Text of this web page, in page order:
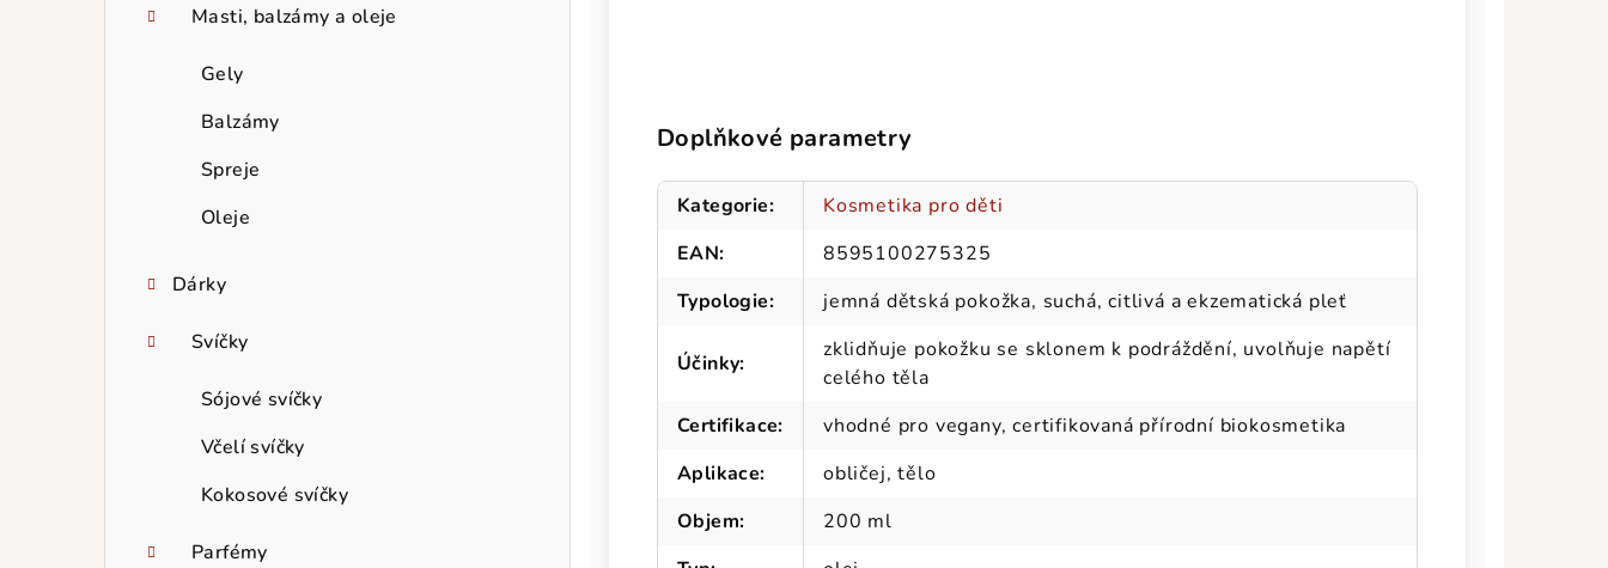
Masti, balzámy a oleje
Gely
Balzámy
Spreje
Oleje
Dárky
Svíčky
Sójové svíčky
Včelí svíčky
Kokosové svíčky
Parfémy
Doplňkové parametry
Kategorie:
Kosmetika pro děti
EAN:
8595100275325
Typologie: jemná dětská pokožka, suchá, citlivá a ekzematická pleť
Účinky:
zklidňuje pokožku se sklonem k podráždění, uvolňuje napětí
celého těla
Certifikace:
vhodné pro vegany, certifikovaná přírodní biokosmetika
Aplikace:
obličej, tělo
Objem:
200 ml